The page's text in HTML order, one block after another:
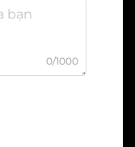
0/1000